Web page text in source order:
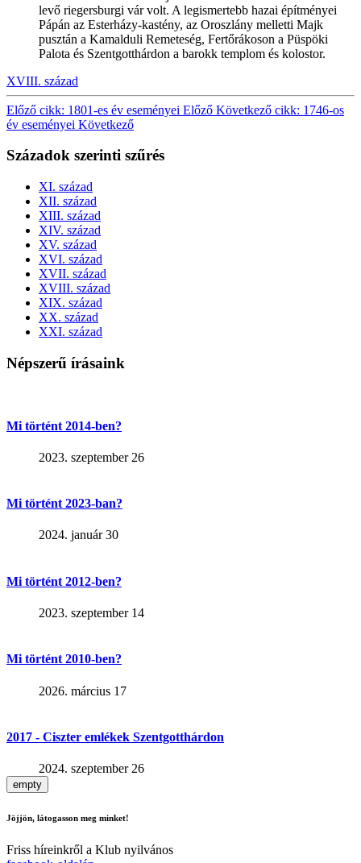
levő riegersburgi vár volt. A legismertebb hazai építményei
Pápán az Esterházy-kastény, az Oroszlány melletti Majk
pusztán a Kamalduli Remeteség, Fertőrákoson a Püspöki
Palota és Szentgotthárdon a barokk templom és kolostor.
XVIII. század
Előző cikk: 1801-es év eseményei Előző Következő cikk: 1746-os
év eseményei Következő
Századok szerinti szűrés
XI. század
XII. század
XIII. század
XIV. század
XV. század
XVI. század
XVII. század
XVIII. század
XIX. század
XX. század
XXI. század
Népszerű írásaink
Mi történt 2014-ben?
2023. szeptember 26
Mi történt 2023-ban?
2024. január 30
Mi történt 2012-ben?
2023. szeptember 14
Mi történt 2010-ben?
2026. március 17
2017 - Ciszter emlékek Szentgotthárdon
2024. szeptember 26
empty
Jöjjön, látogasson meg minket!
Friss híreinkről a Klub nyilvános